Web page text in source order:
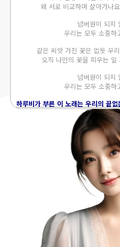
왜 서로 비교하며 살아가나
넘버원이 되지
우리는 모두 소중하
같은 씨앗 가진 꽃은 없듯 우
오직 나만의 꽃을 피우는
넘버원이 되지
우리는 모두 소중하
하루비가 부른 이 노래는 우리의 끝